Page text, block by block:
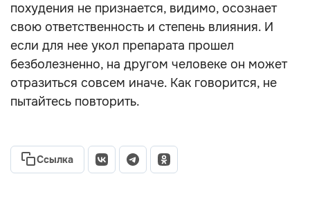
похудения не признается, видимо, осознает
свою ответственность и степень влияния. И
если для нее укол препарата прошел
безболезненно, на другом человеке он может
отразиться совсем иначе. Как говорится, не
пытайтесь повторить.
Ссылка